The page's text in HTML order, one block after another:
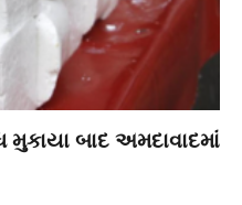
બાદ અમદાવાદમાં